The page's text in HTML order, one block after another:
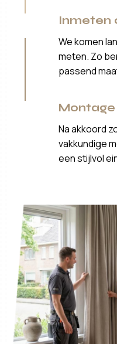
Inmeten
We komen
meten. Zo
passend
Na akkoord
vakkundige
een stijlvol